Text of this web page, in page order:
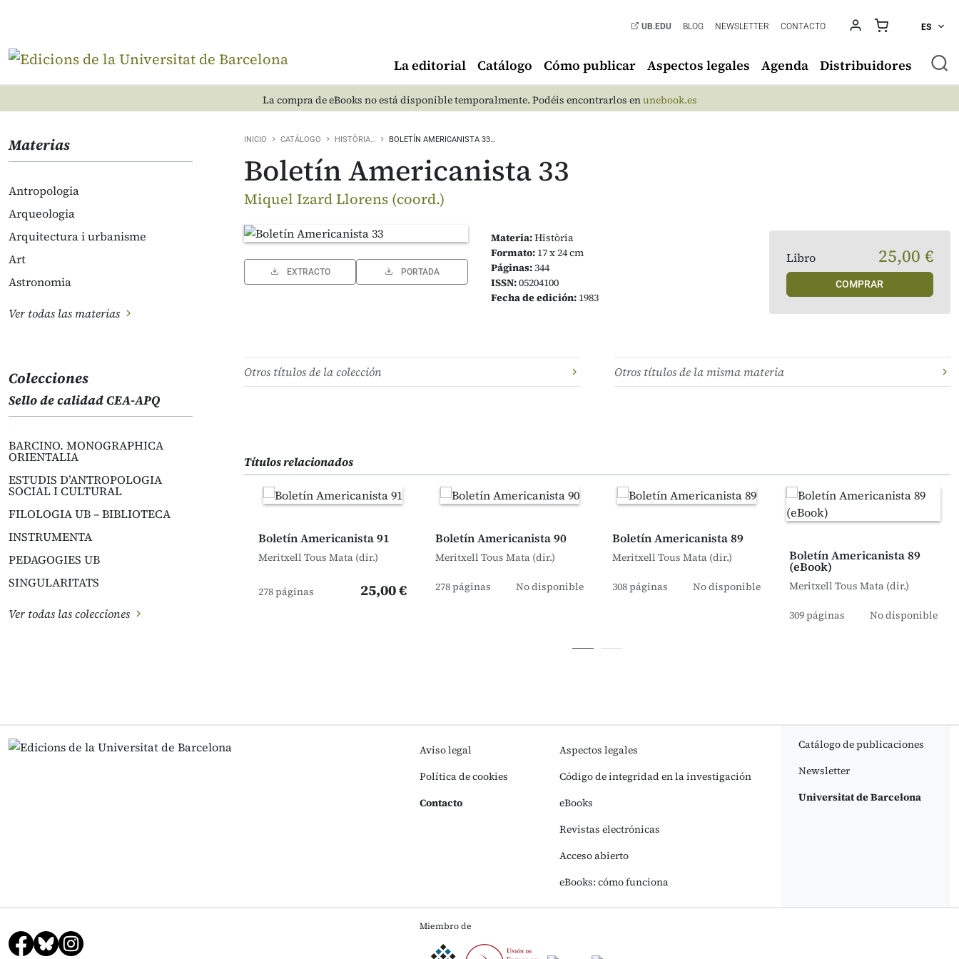
UB.EDU BLOG NEWSLETTER CONTACTO ES
La editorial Catálogo Cómo publicar Aspectos legales Agenda Distribuidores
La compra de eBooks no está disponible temporalmente. Podéis encontrarlos enunebook.es
Materias
Antropologia
Arqueologia
Arquitectura i urbanisme
Art
Astronomia
Ver todas las materias
Colecciones
Sello de calidad CEA-APQ
BARCINO. MONOGRAPHICA
ORIENTALIA
ESTUDIS D’ANTROPOLOGIA
SOCIAL I CULTURAL
FILOLOGIA UB – BIBLIOTECA
INSTRUMENTA
PEDAGOGIES UB
SINGULARITATS
Ver todas las colecciones
INICIO CATÁLOGO HISTÒRIA… BOLETÍN AMERICANISTA 33…
Boletín Americanista 33
Miquel Izard Llorens (coord.)
EXTRACTO PORTADA
Materia:Història
Formato: 17 x 24 cm
Páginas:344
ISSN:05204100
Fecha de edición: 1983
Libro 25,00 €
COMPRAR
Otros títulos de la colección Otros títulos de la misma materia
Títulos relacionados
Boletín Americanista 91
Meritxell Tous Mata (dir.)
278 páginas 25,00 €
Boletín Americanista 90
Meritxell Tous Mata (dir.)
278 páginas No disponible
Boletín Americanista 89
Meritxell Tous Mata (dir.)
308 páginas No disponible
Boletín Americanista 89
(eBook)
Meritxell Tous Mata (dir.)
309 páginas No disponible
Aviso legal
Política de cookies
Contacto
Aspectos legales
Código de integridad en la investigación
eBooks
Revistas electrónicas
Acceso abierto
eBooks: cómo funciona
Catálogo de publicaciones
Newsletter
Universitat de Barcelona
Miembro de